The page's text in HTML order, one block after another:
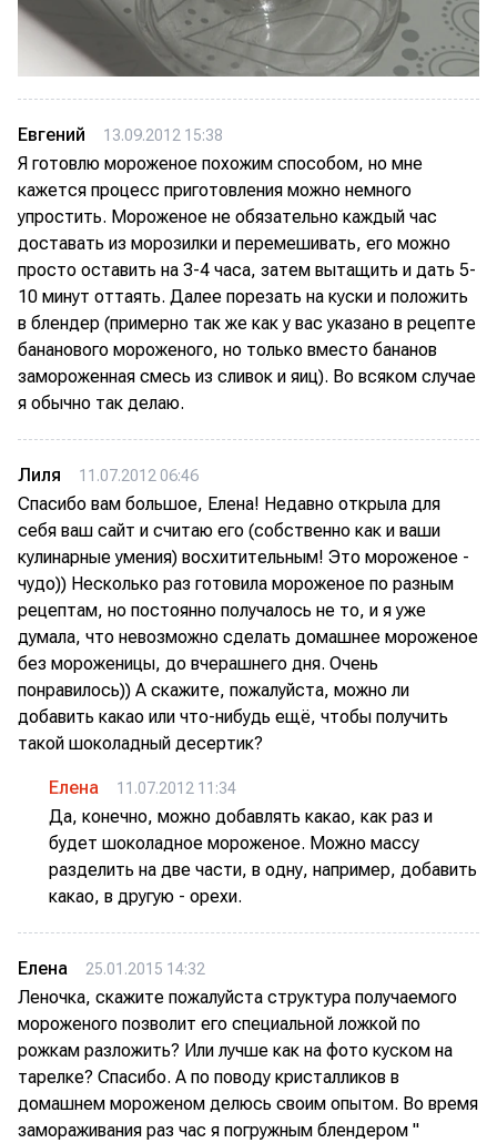
Евгений 13.09.2012 15:38
Я готовлю мороженое похожим способом, но мне
кажется процесс приготовления можно немного
упростить. Мороженое не обязательно каждый час
доставать из морозилки и перемешивать, его можно
просто оставить на 3-4 часа, затем вытащить и дать 5-
10 минут оттаять. Далее порезать на куски и положить
в блендер (примерно так же как у вас указано в рецепте
бананового мороженого, но только вместо бананов
замороженная смесь из сливок и яиц). Во всяком случае
я обычно так делаю.
Лиля 11.07.2012 06:46
Спасибо вам большое, Елена! Недавно открыла для
себя ваш сайт и считаю его (собственно как и ваши
кулинарные умения) восхитительным! Это мороженое -
чудо)) Несколько раз готовила мороженое по разным
рецептам, но постоянно получалось не то, и я уже
думала, что невозможно сделать домашнее мороженое
без мороженицы, до вчерашнего дня. Очень
понравилось)) А скажите, пожалуйста, можно ли
добавить какао или что-нибудь ещё, чтобы получить
такой шоколадный десертик?
Елена 11.07.2012 11:34
Да, конечно, можно добавлять какао, как раз и
будет шоколадное мороженое. Можно массу
разделить на две части, в одну, например, добавить
какао, в другую - орехи.
Елена 25.01.2015 14:32
Леночка, скажите пожалуйста структура получаемого
мороженого позволит его специальной ложкой по
рожкам разложить? Или лучше как на фото куском на
тарелке? Спасибо. А по поводу кристалликов в
домашнем мороженом делюсь своим опытом. Во время
замораживания раз час я погружным блендером "